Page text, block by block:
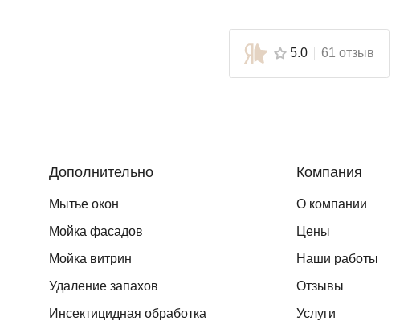
5.0 61 отзыв
Дополнительно
Мытье окон
Мойка фасадов
Мойка витрин
Удаление запахов
Инсектицидная обработка
Компания
О компании
Цены
Наши работы
Отзывы
Услуги